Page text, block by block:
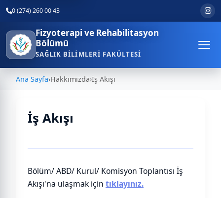
0 (274) 260 00 43
Fizyoterapi ve Rehabilitasyon
Bölümü
SAĞLIK BILIMLERI FAKÜLTESI
Ana Sayfa›Hakkımızda›İş Akışı
İş Akışı
Bölüm/ ABD/ Kurul/ Komisyon Toplantısı İş
Akışı'na ulaşmak için tıklayınız.